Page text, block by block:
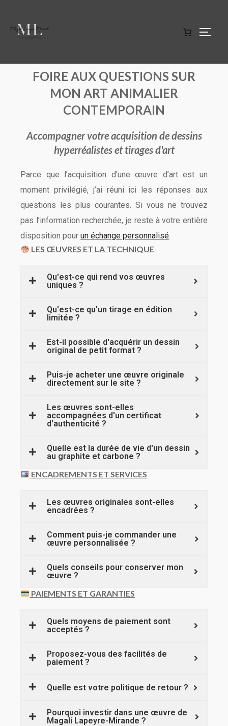
FOIRE AUX QUESTIONS SUR
MON ART ANIMALIER
CONTEMPORAIN
Accompagner votre acquisition de dessins
hyperréalistes et tirages d'art
Parce que l’acquisition d’une œuvre d’art est un
moment privilégié, j’ai réuni ici les réponses aux
questions les plus courantes. Si vous ne trouvez
pas l’information recherchée, je reste à votre entière
disposition pour un échange personnalisé.
LES ŒUVRES ET LA TECHNIQUE
Qu'est-ce qui rend vos œuvres
uniques ?
Qu'est-ce qu'un tirage en édition
limitée ?
Est-il possible d'acquérir un dessin
original de petit format ?
Puis-je acheter une œuvre originale
directement sur le site ?
Les œuvres sont-elles
accompagnées d'un certificat
d'authenticité ?
Quelle est la durée de vie d'un dessin
au graphite et carbone ?
ENCADREMENTS ET SERVICES
Les œuvres originales sont-elles
encadrées ?
Comment puis-je commander une
œuvre personnalisée ?
Quels conseils pour conserver mon
œuvre ?
PAIEMENTS ET GARANTIES
Quels moyens de paiement sont
acceptés ?
Proposez-vous des facilités de
paiement ?
Quelle est votre politique de retour ?
Pourquoi investir dans une œuvre de
Magali Lapeyre-Mirande ?